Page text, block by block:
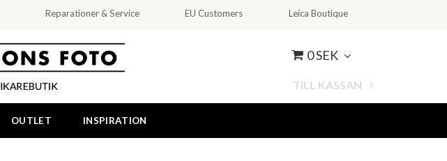
Reparationer & Service EU Customers Leica Boutique
0 SEK
TILL KASSAN
OUTLET INSPIRATION